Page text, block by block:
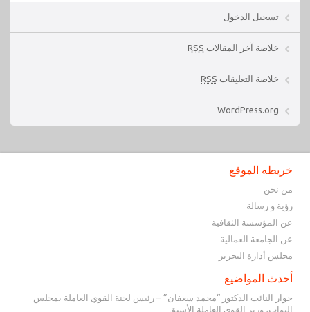
تسجيل الدخول
خلاصة آخر المقالات RSS
خلاصة التعليقات RSS
WordPress.org
خريطه الموقع
من نحن
رؤية و رسالة
عن المؤسسة الثقافية
عن الجامعة العمالية
مجلس أدارة التحرير
أحدث المواضيع
حوار النائب الدكتور “محمد سعفان” – رئيس لجنة القوي العاملة بمجلس
النواب، وزير القوي العاملة الأسبق